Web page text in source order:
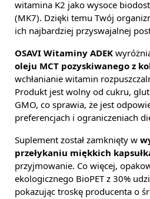
witamina K2 jako wysoce
(MK7). Dzięki temu Twój
ich najbardziej przyswajalnej
OSAVI Witaminy ADEK
oleju MCT pozyskiwanego z
wchłanianie witamin
Produkt jest wolny od cukru,
GMO, co sprawia, że jest
preferencjach i ograniczeniach
Suplement został zamknięty w
przełykaniu miękkich
przyjmowanie. Co więcej,
ekologicznego BioPET z 30%
pokazując troskę producenta o